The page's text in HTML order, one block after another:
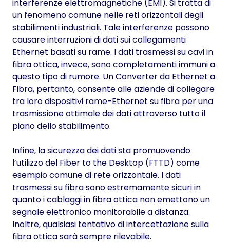
interferenze elettromagnetiche (EMI). Si tratta di
un fenomeno comune nelle reti orizzontali degli
stabilimenti industriali. Tale interferenze possono
causare interruzioni di dati sui collegamenti
Ethernet basati su rame. I dati trasmessi su cavi in
fibra ottica, invece, sono completamenti immuni a
questo tipo di rumore. Un Converter da Ethernet a
Fibra, pertanto, consente alle aziende di collegare
tra loro dispositivi rame-Ethernet su fibra per una
trasmissione ottimale dei dati attraverso tutto il
piano dello stabilimento.
Infine, la sicurezza dei dati sta promuovendo
l’utilizzo del Fiber to the Desktop (FTTD) come
esempio comune di rete orizzontale. I dati
trasmessi su fibra sono estremamente sicuri in
quanto i cablaggi in fibra ottica non emettono un
segnale elettronico monitorabile a distanza.
Inoltre, qualsiasi tentativo di intercettazione sulla
fibra ottica sarà sempre rilevabile.